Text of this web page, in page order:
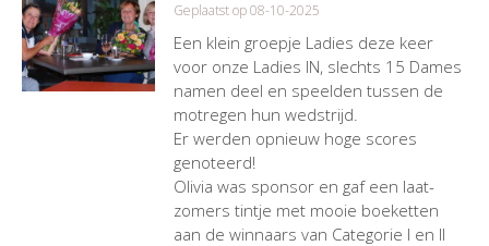
Geplaatst op 08-10-2025
Een klein groepje Ladies deze keer
voor onze Ladies IN, slechts 15 Dames
namen deel en speelden tussen de
motregen hun wedstrijd.
Er werden opnieuw hoge scores
genoteerd!
Olivia was sponsor en gaf een laat-
zomers tintje met mooie boeketten
aan de winnaars van Categorie I en II